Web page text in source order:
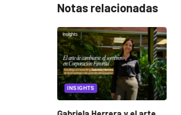
Notas relacionadas
INSIGHTS